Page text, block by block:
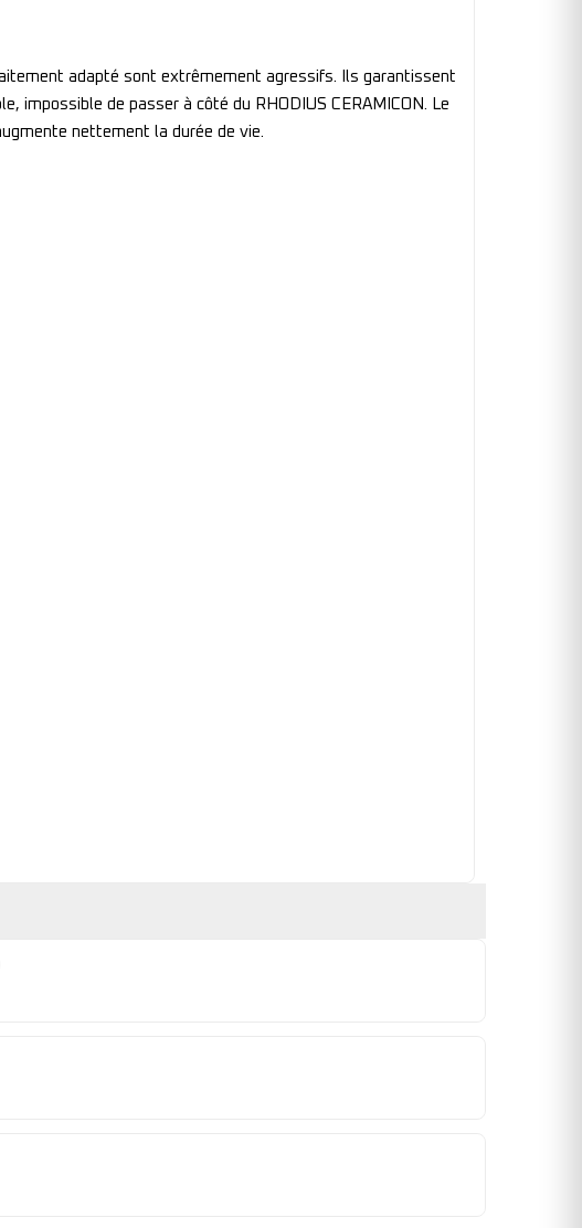
adapté sont extrêmement agressifs. Ils garantissent
de passer à côté du RHODIUS CERAMICON. Le
nettement la durée de vie.